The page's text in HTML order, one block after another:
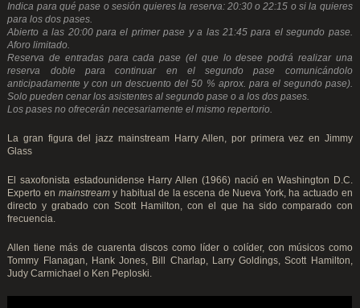
Indica para qué pase o sesión quieres la reserva: 20:30 o 22:15 o si la quieres
para los dos pases.
Abierto a las 20:00 para el primer pase y a las 21:45 para el segundo pase.
Aforo limitado.
Reserva de entradas para cada pase (el que lo desee podrá realizar una
reserva doble para continuar en el segundo pase comunicándolo
anticipadamente y con un descuento del 50 % aprox. para el segundo pase).
Solo pueden cenar los asistentes al segundo pase o a los dos pases.
Los pases no ofrecerán necesariamente el mismo repertorio.
La gran figura del jazz mainstream Harry Allen, por primera vez en Jimmy
Glass
El saxofonista estadounidense Harry Allen (1966) nació en Washington D.C.
Experto en mainstreamy habitual de la escena de Nueva York, ha actuado en
directo y grabado con Scott Hamilton, con el que ha sido comparado con
frecuencia.
Allen tiene más de cuarenta discos como líder o colíder, con músicos como
Tommy Flanagan, Hank Jones, Bill Charlap, Larry Goldings, Scott Hamilton,
Judy Carmichael o Ken Peploski.